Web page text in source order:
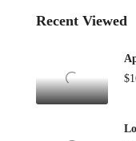
Recent Viewed